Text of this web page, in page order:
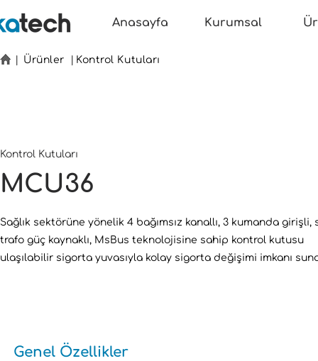
Anasayfa Kurumsal
Ürünler Kontrol Kutuları
Kontrol Kutuları
MCU36
Sağlık sektörüne yönelik 4 bağımsız kanallı, 3 kumanda girişli,
trafo güç kaynaklı, MsBus teknolojisine sahip kontrol kutusu
ulaşılabilir sigorta yuvasıyla kolay sigorta değişimi imkanı
Genel Özellikler